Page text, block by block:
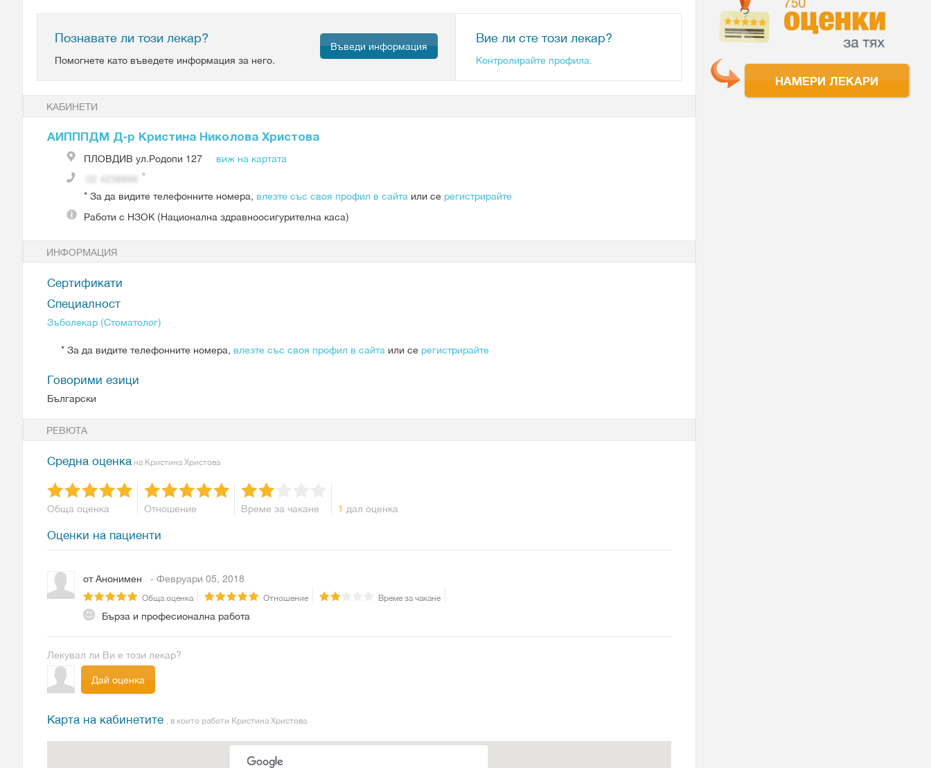
Познавате ли този лекар?
Помогнете като въведете информация за него.
Въведи информация Вие ли сте този лекар?
Контролирайте профила.
КАБИНЕТИ
АИПППДМ Д-р Кристина Николова Христова
ПЛОВДИВ ул.Родопи 127 виж на картата
* За да видите телефонните номера, влезте със своя профил в сайта или се регистрирайте
Работи с НЗОК (Национална здравноосигурителна каса)
ИНФОРМАЦИЯ
Сертификати
Специалност
Зъболекар (Стоматолог)
* За да видите телефонните номера, влезте със своя профил в сайта или се регистрирайте
Говорими езици
Български
РЕВЮТА
Средна оценка на Кристина Христова
Обща оценка Отношение Време за чакане 1 дал оценка
Оценки на пациенти
отАнонимен - Февруари 05, 2018
Обща оценка Отношение Време за чакане
Бърза и професионална работа
Лекувал ли Ви е този лекар?
Дай оценка
Карта на кабинетите , в които работи Кристина Христова
НАМЕРИ ЛЕКАРИ